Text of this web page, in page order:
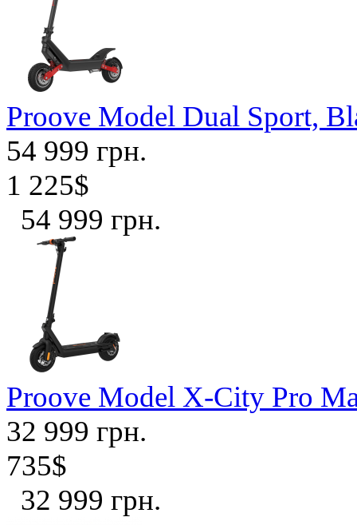
Proove Model Dual Sport,
54 999 грн.
1 225$
54 999 грн.
Proove Model X-City Pro
32 999 грн.
735$
32 999 грн.